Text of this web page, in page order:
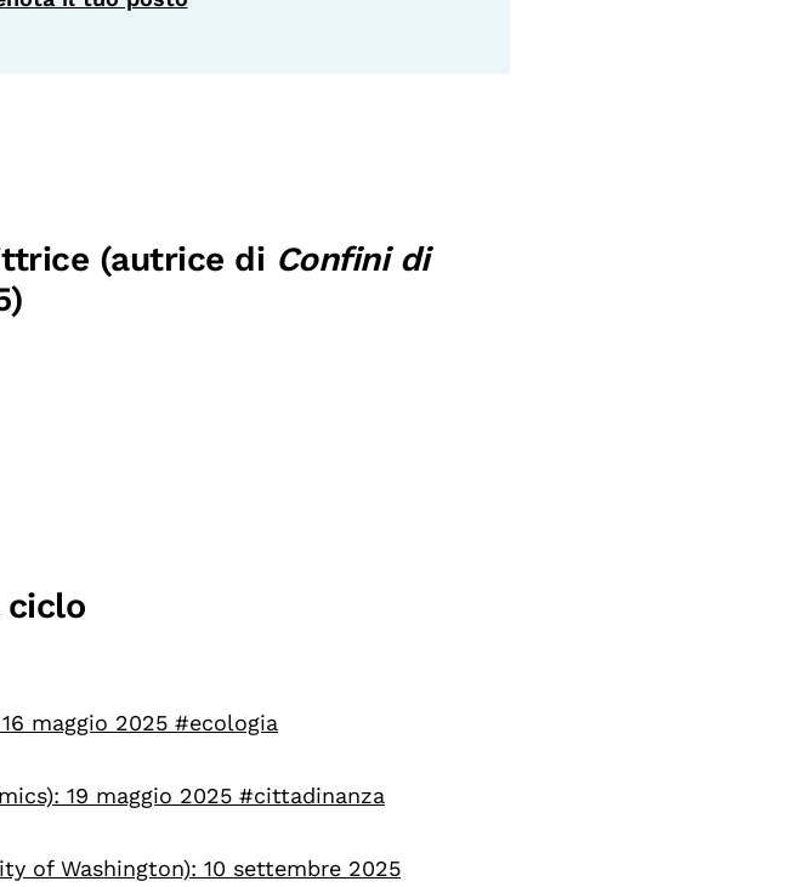
(autrice di Confini di
maggio 2025 #ecologia
19 maggio 2025 #cittadinanza
of Washington): 10 settembre 2025